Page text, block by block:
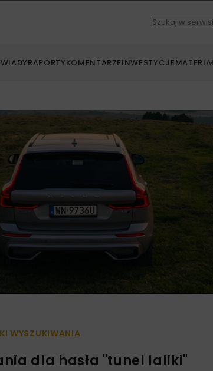
RAPORTYKOMENTARZEINWESTYCJE
WYSZUKIWANIA
dla hasła "tunel laliki"